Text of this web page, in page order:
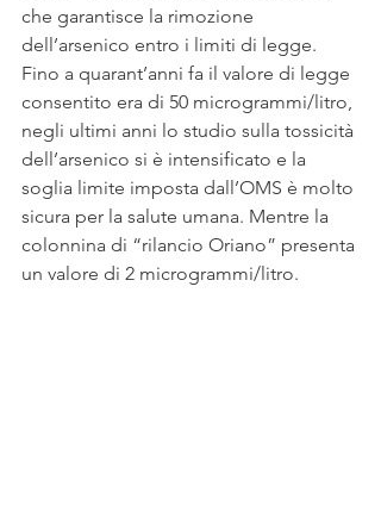
che garantisce la rimozione
dell’arsenico entro i limiti di legge.
Fino a quarant’anni fa il valore di legge
consentito era di 50 microgrammi/litro,
negli ultimi anni lo studio sulla tossicità
dell’arsenico si è intensificato e la
soglia limite imposta dall’OMS è molto
sicura per la salute umana. Mentre la
colonnina di “rilancio Oriano” presenta
un valore di 2 microgrammi/litro.